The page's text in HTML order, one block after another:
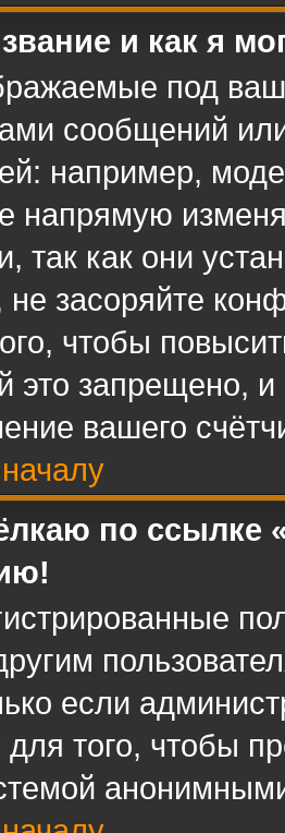
и как я
под
сообщений
например,
напрямую
так как они
не засоряйте
чтобы
это запрещено,
вашего
по ссылке
если
того, чтобы